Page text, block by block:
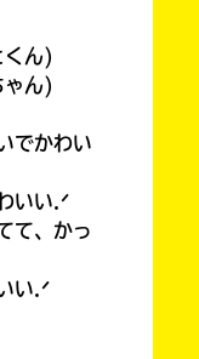
ん)
ん)
でかわい
いい.ᐟ
て、かっ
い.ᐟ